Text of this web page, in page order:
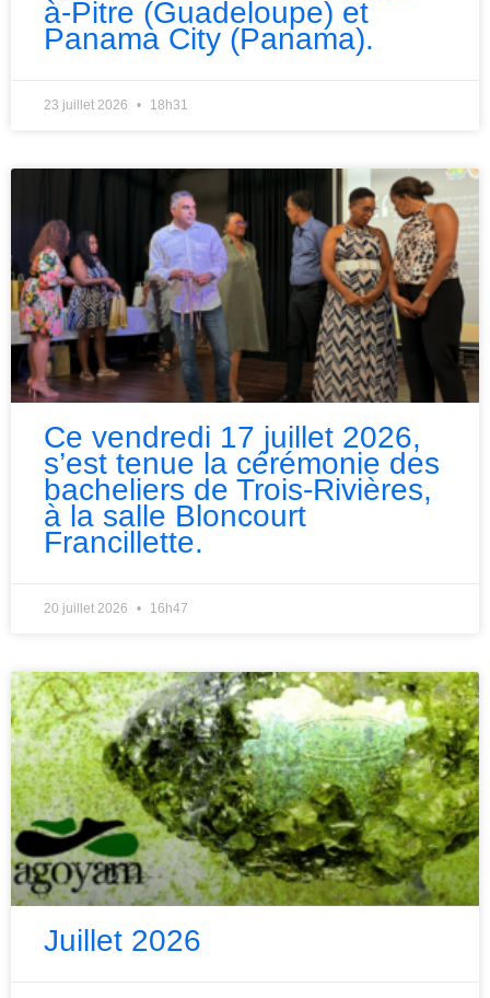
à-Pitre (Guadeloupe) et
Panama City (Panama).
23 juillet 2026 18h31
Ce vendredi 17 juillet 2026,
s’est tenue la cérémonie des
bacheliers de Trois-Rivières,
à la salle Bloncourt
Francillette.
20 juillet 2026 16h47
Juillet 2026